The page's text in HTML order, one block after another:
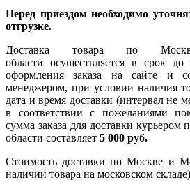
Перед приездом необходимо
отгрузке.
Доставка товара по
области осуществляется в срок
оформления заказа на сайте и
менеджером, при условии наличия
дата и время доставки (интервал не
в соответствии с пожеланиями
сумма заказа для доставки
области составляет 5 000 руб.
Стоимость доставки по Москве и
наличии товара на московском